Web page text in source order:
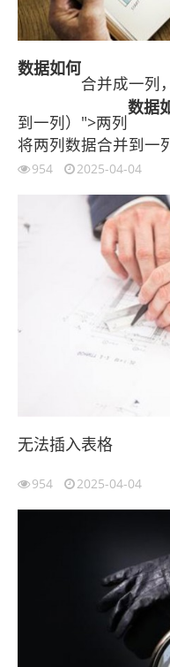
数据如何
合并成一列
到一列）">两列
数据
将两列数据合并到一
954 2025-04-04
无法插入表格
954 2025-04-04